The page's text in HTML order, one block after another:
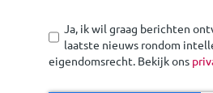
Ja, ik wil graag berichten
laatste nieuws rondom
eigendomsrecht. Bekijk ons